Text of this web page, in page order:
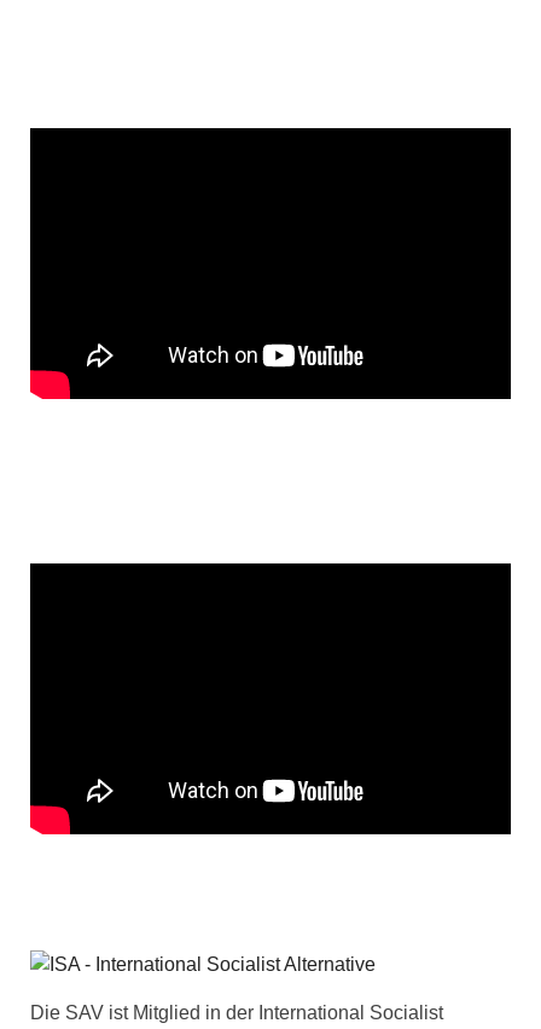
Die SAV ist Mitglied in der International Socialist